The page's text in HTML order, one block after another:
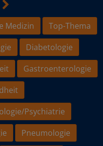
Medizin
Top-Thema
Diabetologie
Gastroenterologie
Psychiatrie
Pneumologie